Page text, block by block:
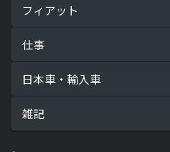
フィアット
仕事
日本車・輸入車
雑記